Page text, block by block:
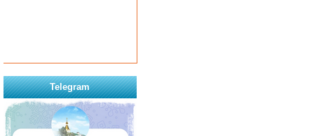
Telegram